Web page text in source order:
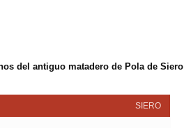
del antiguo matadero de Pola de Siero
SIERO